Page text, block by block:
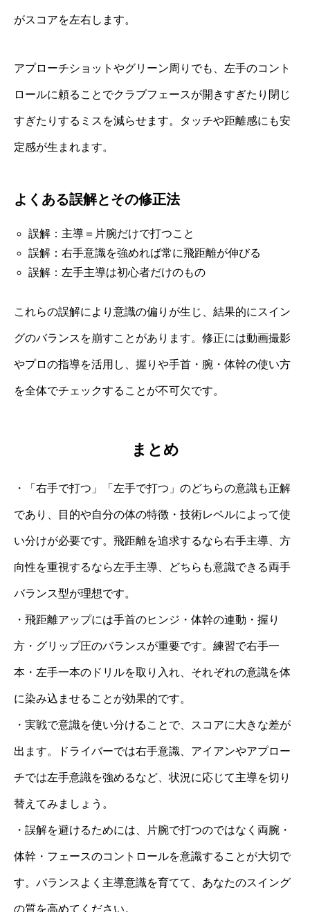
がスコアを左右します。
アプローチショットやグリーン周りでも、左手のコント
ロールに頼ることでクラブフェースが開きすぎたり閉じ
すぎたりするミスを減らせます。タッチや距離感にも安
定感が生まれます。
よくある誤解とその修正法
誤解：主導＝片腕だけで打つこと
誤解：右手意識を強めれば常に飛距離が伸びる
誤解：左手主導は初心者だけのもの
これらの誤解により意識の偏りが生じ、結果的にスイン
グのバランスを崩すことがあります。修正には動画撮影
やプロの指導を活用し、握りや手首・腕・体幹の使い方
を全体でチェックすることが不可欠です。
まとめ
・「右手で打つ」「左手で打つ」のどちらの意識も正解
であり、目的や自分の体の特徴・技術レベルによって使
い分けが必要です。飛距離を追求するなら右手主導、方
向性を重視するなら左手主導、どちらも意識できる両手
バランス型が理想です。
・飛距離アップには手首のヒンジ・体幹の連動・握り
方・グリップ圧のバランスが重要です。練習で右手一
本・左手一本のドリルを取り入れ、それぞれの意識を体
に染み込ませることが効果的です。
・実戦で意識を使い分けることで、スコアに大きな差が
出ます。ドライバーでは右手意識、アイアンやアプロー
チでは左手意識を強めるなど、状況に応じて主導を切り
替えてみましょう。
・誤解を避けるためには、片腕で打つのではなく両腕・
体幹・フェースのコントロールを意識することが大切で
す。バランスよく主導意識を育てて、あなたのスイング
の質を高めてください。